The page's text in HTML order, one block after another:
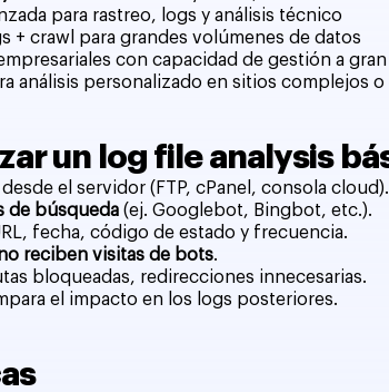
para rastreo, logs y análisis técnico
+ crawl para grandes volúmenes de datos
con capacidad de gestión a gran
análisis personalizado en sitios complejos o
un log file analysis
desde el servidor (FTP, cPanel, consola cloud).
de búsqueda (ej. Googlebot, Bingbot, etc.).
fecha, código de estado y frecuencia.
reciben visitas de bots.
bloqueadas, redirecciones innecesarias.
el impacto en los logs posteriores.